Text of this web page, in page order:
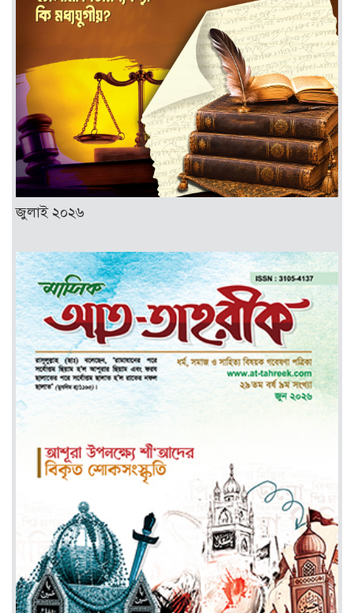
জুলাই ২০২৬